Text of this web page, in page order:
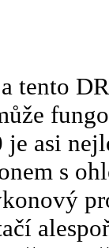
tento
asi
s